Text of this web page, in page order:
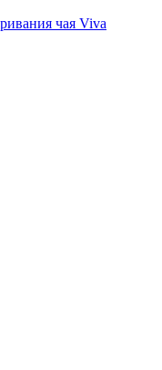
чая Viva